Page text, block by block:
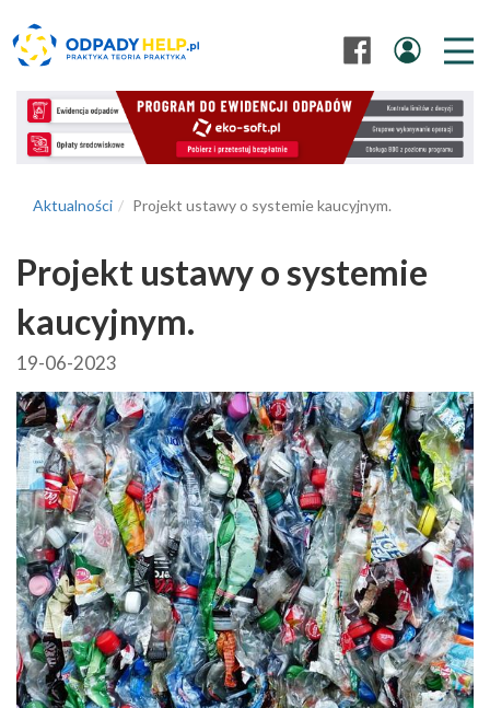
Aktualności Projekt ustawy o systemie kaucyjnym.
Projekt ustawy o systemie
kaucyjnym.
19-06-2023